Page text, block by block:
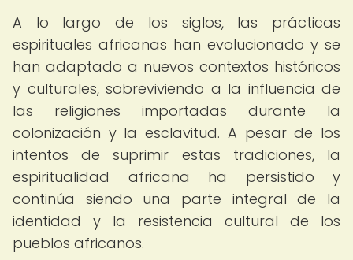
A lo largo de los siglos, las prácticas
espirituales africanas han evolucionado y se
han adaptado a nuevos contextos históricos
y culturales, sobreviviendo a la influencia de
las religiones importadas durante la
colonización y la esclavitud. A pesar de los
intentos de suprimir estas tradiciones, la
espiritualidad africana ha persistido y
continúa siendo una parte integral de la
identidad y la resistencia cultural de los
pueblos africanos.